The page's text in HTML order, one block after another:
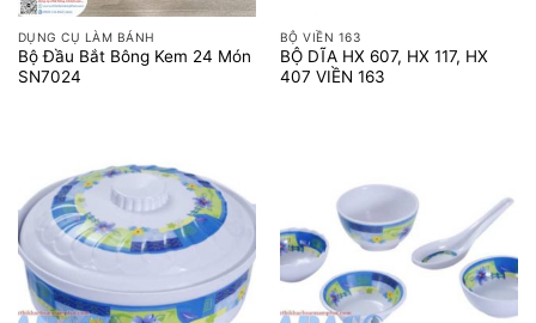
DỤNG CỤ LÀM BÁNH
Bộ Đầu Bắt Bông Kem 24 Món
SN7024
BỘ VIỀN 163
BỘ DĨA HX 607, HX 117, HX
407 VIỀN 163